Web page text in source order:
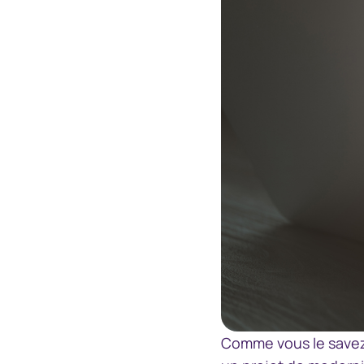
Comme vous le